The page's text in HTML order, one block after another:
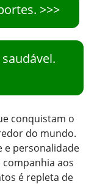
>>>
conquistam o
do mundo.
e personalidade
companhia aos
é repleta de